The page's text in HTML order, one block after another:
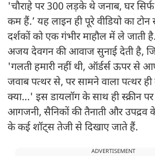
'चौराहे पर 300 लड़के थे जनाब, घर
कम हैं.’ यह लाइन ही पूरे वीडियो का
दर्शकों को एक गंभीर माहौल में ले जाती
अजय देवगन की आवाज सुनाई देती है,
'गलती हमारी नहीं थी, ऑर्डर्स ऊपर से
जवाब पत्थर से, पर सामने वाला पत्थर
क्या…' इस डायलॉग के साथ ही स्क्रीन
आगजनी, सैनिकों की तैनाती और उपद्रव
के कई शॉट्स तेजी से दिखाए जाते हैं.
ADVERTISEMENT